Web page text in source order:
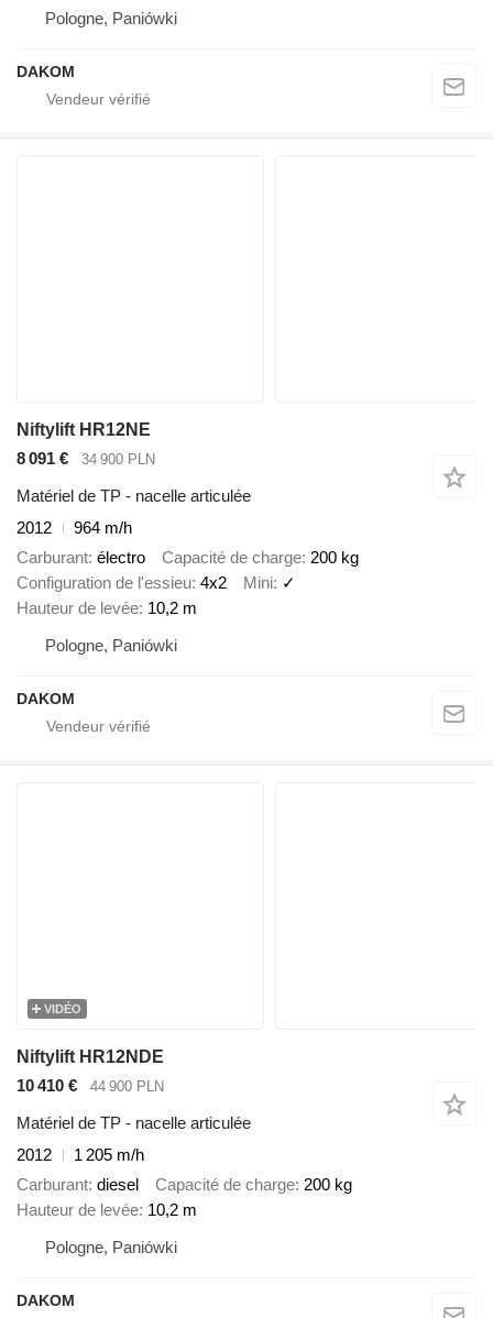
Pologne, Paniówki
DAKOM
Niftylift HR12NE
8 091 €
34 900 PLN
Matériel de TP - nacelle articulée
2012
964 m/h
Carburant électro Capacité de charge 200 kg
Configuration de l'essieu 4x2 Mini ✓
Hauteur de levée 10,2 m
Pologne, Paniówki
DAKOM
VIDÉO
Niftylift HR12NDE
10 410 €
44 900 PLN
Matériel de TP - nacelle articulée
2012
1 205 m/h
Carburant diesel Capacité de charge 200 kg
Hauteur de levée 10,2 m
Pologne, Paniówki
DAKOM